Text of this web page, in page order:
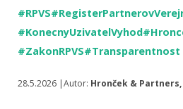
#RPVS
#KonecnyUzivatelVyhod
#ZakonRPVS#Transparentnost
28.5.2026 |Autor: Hronček & Partners,